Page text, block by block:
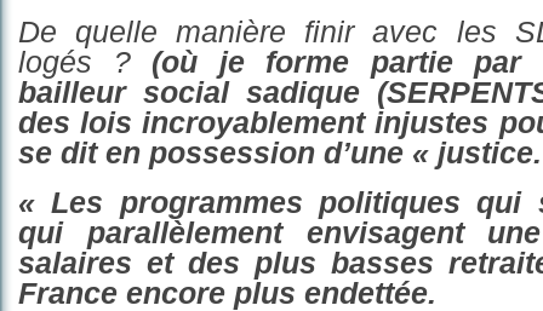
De quelle manière finir avec les
logés ? (où je forme partie par
bailleur social sadique
des lois incroyablement injustes
se dit en possession d’une «
« Les programmes politiques qui
qui parallèlementenvisagentune
salaires et des plus basses
France encore plus endettée.